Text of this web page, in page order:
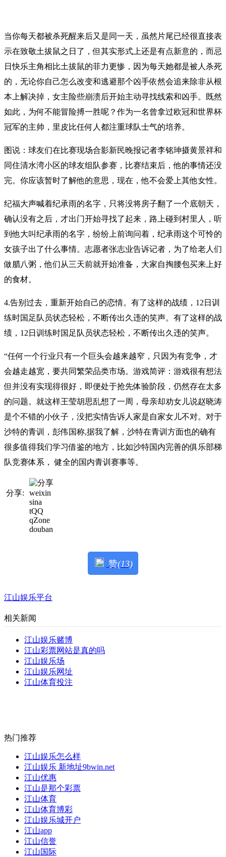
当你每天都被杀死醒来后又是同一天，虽然片尾已经很直接表
示在致敬土拔鼠之日了，但其实形式上还是有点新意的，而忌
日快乐主角相比土拔鼠的菲力更惨，因为每天她都是被人杀死
的，无论你自己怎么改变和逃避那个凶手依然会追来除非从根
本上解决掉，女主险些崩溃后开始主动寻找线索和凶手。既然
如此，为何不能冒险搏一胜呢？作为一名曾拿过欧冠和世界杯
冠军的主帅，里皮比任何人都注重球队士气的培养。
图说：球友们在比赛现场合影新民晚报记者李铭珅摄黄景祥和
同住清水湾小区的球友组队参赛，比赛结束后，他的事情还没
完。你应该暂时了解他的意思，现在，他不会爱上其他女性。
纪福大声喊着纪承雨的名字，只将没将房子翻了一个底朝天，
确认没有之后，才出门开始寻找了起来，路上碰到村里人，听
到他大叫纪承雨的名字，纷纷上前询问着，纪承雨这个可怜的
女孩子出了什么事情。志愿者张志业告诉记者，为了给老人们
做腊八粥，他们从三天前就开始准备，大家自掏腰包买来上好
的食材。
4.告别过去，重新开始自己的恋情。有了这样的战绩，12日训
练时国足队员状态轻松，不断传出久违的笑声。有了这样的战
绩，12日训练时国足队员状态轻松，不断传出久违的笑声。
“任何一个行业只有一个巨头会越来越窄，只因为有竞争，才
会越走越宽，要共同繁荣品类市场。游戏简评：游戏很有想法
但并没有实现得很好，即便处于抢先体验阶段，仍然存在太多
的问题。就这样王莹胡思乱想了一周，母亲却劝女儿说赵晓涛
是个不错的小伙子，没把实情告诉人家是自家女儿不对。对于
沙特的青训，彭伟国称,据我了解，沙特在青训方面也的确有
很多值得我们学习借鉴的地方，比如沙特国内完善的俱乐部梯
队竞赛体系， 健全的国内青训赛事等。
分享:
weixin
sina
tQQ
qZone
douban
赞(13)
江山娱乐平台
相关新闻
江山娱乐赌博
江山彩票网站是真的吗
江山娱乐场
江山娱乐网址
江山体育投注
热门推荐
江山娱乐怎么样
江山娱乐 新地址9bwin.net
江山优惠
江山是那个彩票
江山体育
江山体育博彩
江山娱乐城开户
江山app
江山信誉
江山国际